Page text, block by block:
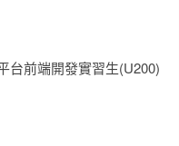
台前端開發實習生(U200)